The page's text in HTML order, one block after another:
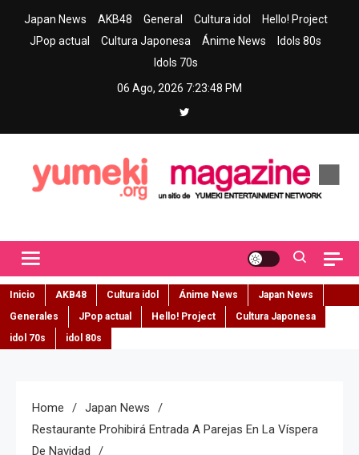
Japan News AKB48 General Cultura idol
Hello! Project
JPop actual
Cultura Japonesa Ánime News
Idols 80s
Idols 70s
06 Ago, 2026 7:23:49 PM
Inicio AKB48 Cultura idol Ánime News
Japan News
Generales
JPop actual Hello! Project
Cultura Japonesa
idol 70s
idol 80s
Home
Japan News
Restaurante Prohibirá Entrada A Parejas En La Víspera
De Navidad